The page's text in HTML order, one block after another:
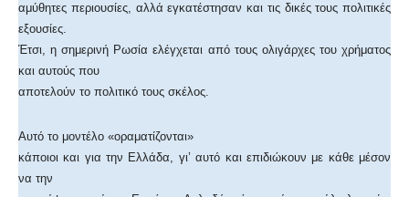
αμύθητες περιουσίες, αλλά εγκατέστησαν και τις δικές τους πολιτικές
εξουσίες.
Έτσι, η σημερινή Ρωσία ελέγχεται από τους ολιγάρχες του χρήματος
και αυτούς που
αποτελούν το πολιτικό τους σκέλος.
Αυτό το μοντέλο «οραματίζονται»
κάποιοι και για την Ελλάδα, γι’ αυτό και επιδιώκουν με κάθε μέσον
να την